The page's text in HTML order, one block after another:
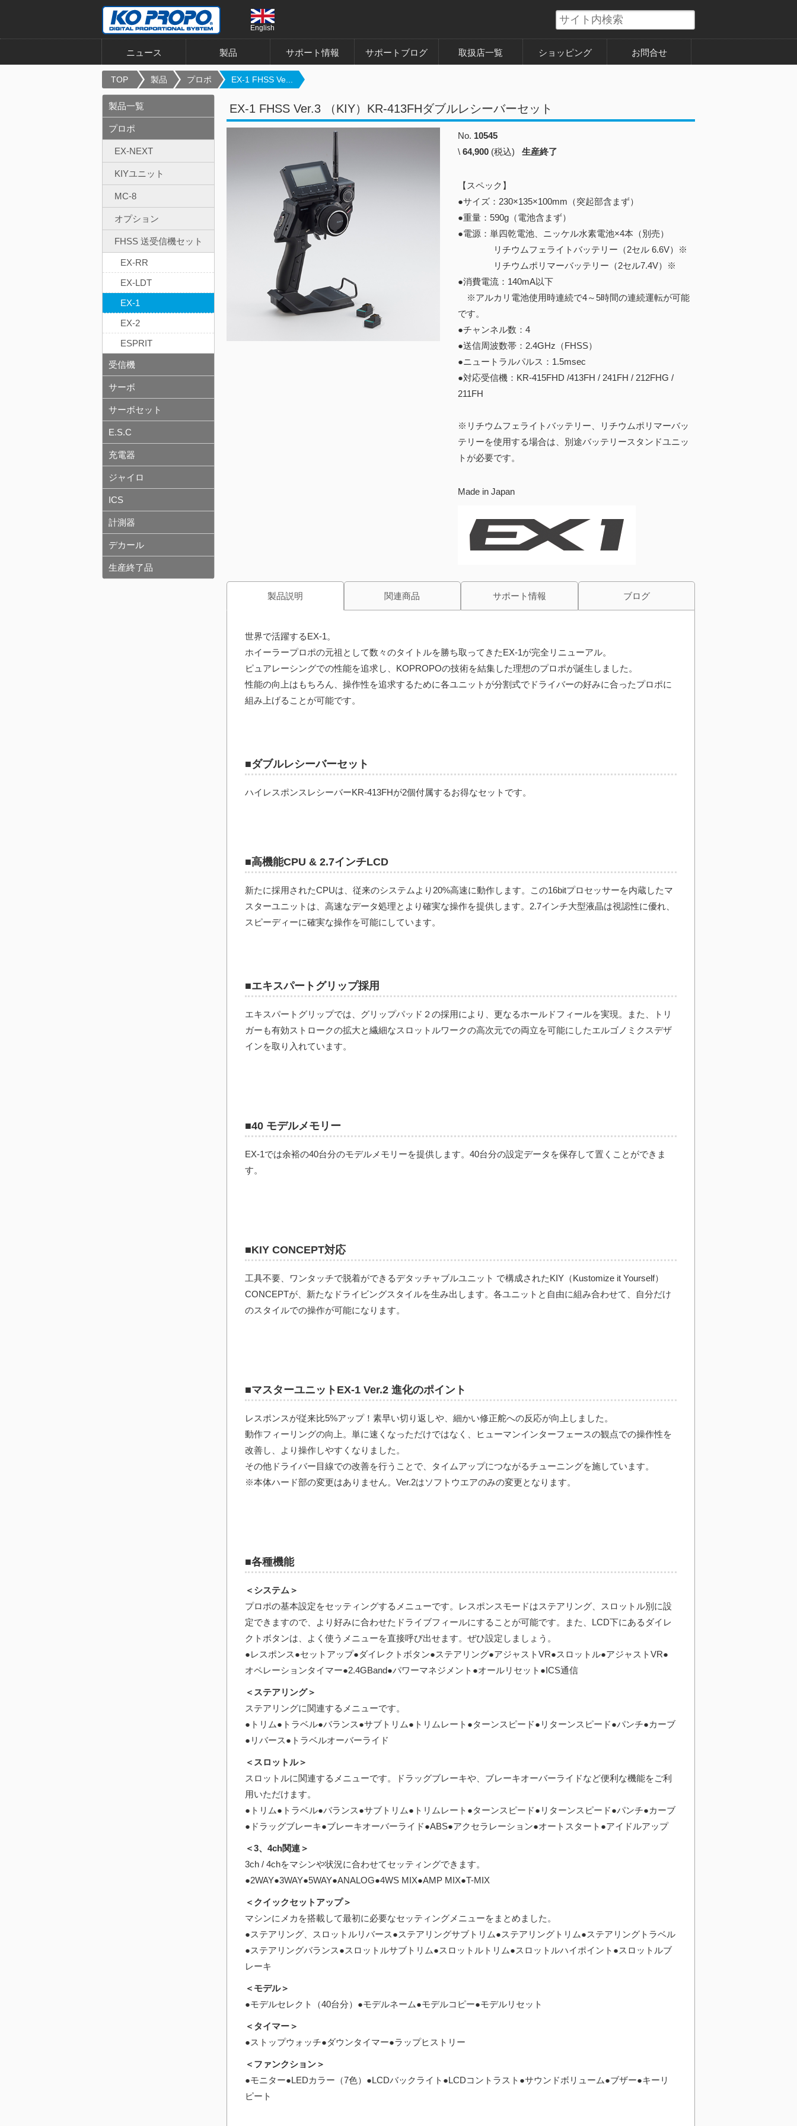
English
ニュース 製品 サポート情報 サポートブログ 取扱店一覧 ショッピング お問合せ
TOP 製品 プロポ EX-1 FHSS Ve...
EX-1 FHSS Ver.3 （KIY）KR-413FHダブルレシーバーセット
No. 10545
\ 64,900 (税込) 生産終了
【スペック】
●サイズ：230×135×100mm（突起部含まず）
●重量：590g（電池含まず）
●電源：単四乾電池、ニッケル水素電池×4本（別売）
リチウムフェライトバッテリー（2セル 6.6V）※
リチウムポリマーバッテリー（2セル7.4V）※
●消費電流：140mA以下
※アルカリ電池使用時連続で4～5時間の連続運転が可能
です。
●チャンネル数：4
●送信周波数帯：2.4GHz（FHSS）
●ニュートラルパルス：1.5msec
●対応受信機：KR-415FHD /413FH / 241FH / 212FHG /
211FH
※リチウムフェライトバッテリー、リチウムポリマーバッ
テリーを使用する場合は、別途バッテリースタンドユニッ
トが必要です。
Made in Japan
製品説明 関連商品 サポート情報 ブログ
世界で活躍するEX-1。
ホイーラープロポの元祖として数々のタイトルを勝ち取ってきたEX-1が完全リニューアル。
ピュアレーシングでの性能を追求し、KOPROPOの技術を結集した理想のプロポが誕生しました。
性能の向上はもちろん、操作性を追求するために各ユニットが分割式でドライバーの好みに合ったプロポに
組み上げることが可能です。
■ダブルレシーバーセット
ハイレスポンスレシーバーKR-413FHが2個付属するお得なセットです。
■高機能CPU & 2.7インチLCD
新たに採用されたCPUは、従来のシステムより20%高速に動作します。この16bitプロセッサーを内蔵したマ
スターユニットは、高速なデータ処理とより確実な操作を提供します。2.7インチ大型液晶は視認性に優れ、
スピーディーに確実な操作を可能にしています。
■エキスパートグリップ採用
エキスパートグリップでは、グリップパッド２の採用により、更なるホールドフィールを実現。また、トリ
ガーも有効ストロークの拡大と繊細なスロットルワークの高次元での両立を可能にしたエルゴノミクスデザ
インを取り入れています。
■40 モデルメモリー
EX-1では余裕の40台分のモデルメモリーを提供します。40台分の設定データを保存して置くことができま
す。
■KIY CONCEPT対応
工具不要、ワンタッチで脱着ができるデタッチャブルユニット で構成されたKIY（Kustomize it Yourself）
CONCEPTが、新たなドライビングスタイルを生み出します。各ユニットと自由に組み合わせて、自分だけ
のスタイルでの操作が可能になります。
■マスターユニットEX-1 Ver.2 進化のポイント
レスポンスが従来比5%アップ！素早い切り返しや、細かい修正舵への反応が向上しました。
動作フィーリングの向上。単に速くなっただけではなく、ヒューマンインターフェースの観点での操作性を
改善し、より操作しやすくなりました。
その他ドライバー目線での改善を行うことで、タイムアップにつながるチューニングを施しています。
※本体ハード部の変更はありません。Ver.2はソフトウエアのみの変更となります。
■各種機能
＜システム＞
プロポの基本設定をセッティングするメニューです。レスポンスモードはステアリング、スロットル別に設
定できますので、より好みに合わせたドライブフィールにすることが可能です。また、LCD下にあるダイレ
クトボタンは、よく使うメニューを直接呼び出せます。ぜひ設定しましょう。
●レスポンス●セットアップ●ダイレクトボタン●ステアリング●アジャストVR●スロットル●アジャストVR●
オペレーションタイマー●2.4GBand●パワーマネジメント●オールリセット●ICS通信
＜ステアリング＞
ステアリングに関連するメニューです。
●トリム●トラベル●バランス●サブトリム●トリムレート●ターンスピード●リターンスピード●パンチ●カーブ
●リバース●トラベルオーバーライド
＜スロットル＞
スロットルに関連するメニューです。ドラッグブレーキや、ブレーキオーバーライドなど便利な機能をご利
用いただけます。
●トリム●トラベル●バランス●サブトリム●トリムレート●ターンスピード●リターンスピード●パンチ●カーブ
●ドラッグブレーキ●ブレーキオーバーライド●ABS●アクセラレーション●オートスタート●アイドルアップ
＜3、4ch関連＞
3ch / 4chをマシンや状況に合わせてセッティングできます。
●2WAY●3WAY●5WAY●ANALOG●4WS MIX●AMP MIX●T-MIX
＜クイックセットアップ＞
マシンにメカを搭載して最初に必要なセッティングメニューをまとめました。
●ステアリング、スロットルリバース●ステアリングサブトリム●ステアリングトリム●ステアリングトラベル
●ステアリングバランス●スロットルサブトリム●スロットルトリム●スロットルハイポイント●スロットルブ
レーキ
＜モデル＞
●モデルセレクト（40台分）●モデルネーム●モデルコピー●モデルリセット
＜タイマー＞
●ストップウォッチ●ダウンタイマー●ラップヒストリー
＜ファンクション＞
●モニター●LEDカラー（7色）●LCDバックライト●LCDコントラスト●サウンドボリューム●ブザー●キーリ
ピート
製品一覧
プロポ
EX-NEXT
KIYユニット
MC-8
オプション
FHSS 送受信機セット
EX-RR
EX-LDT
EX-1
EX-2
ESPRIT
受信機
サーボ
サーボセット
E.S.C
充電器
ジャイロ
ICS
計測器
デカール
生産終了品